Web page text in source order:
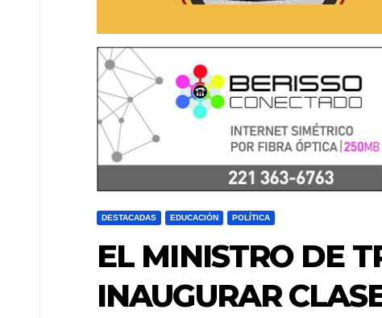
DESTACADAS EDUCACIÓN POLÍTICA
EL MINISTRO DE
INAUGURAR